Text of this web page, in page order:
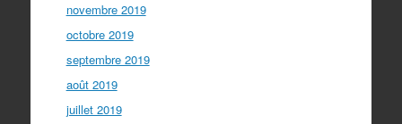
novembre 2019
octobre 2019
septembre 2019
août 2019
juillet 2019